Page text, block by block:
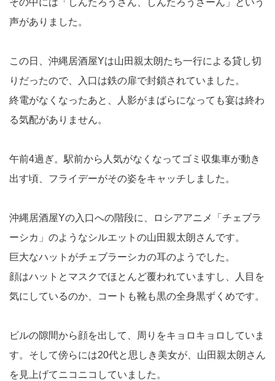
その中には「しんたろうさん、しんたろうさーん」という
声がありました。
この日、沖縄居酒屋Yは山田親太朗たち一行による貸し切
りだったので、入口は鉄の扉で封鎖されていました。
終電がなくなったあと、人影がまばらになっても宴は終わ
る気配がありません。
午前4過ぎ。駅前から人気がなくなってゴミ収集車が動き
出す頃、フライデーがその姿をキャッチしました。
沖縄居酒屋Yの入口への階段に、ロシアアニメ「チェブラ
ーシカ」のようなシルエットの山田親太朗さんです。
巨大なハットがチェブラーシカの耳のようでした。
顔はハットとマスクでほとんど覆われていますし、人目を
気にしているのか、コートも靴も黒の全身黒ずくめです。
ビルの隙間から顔を出して、周りをキョロキョロしていま
す。そして傍らには20代と思しき美女が、山田親太朗さん
を見上げてニコニコしていました。